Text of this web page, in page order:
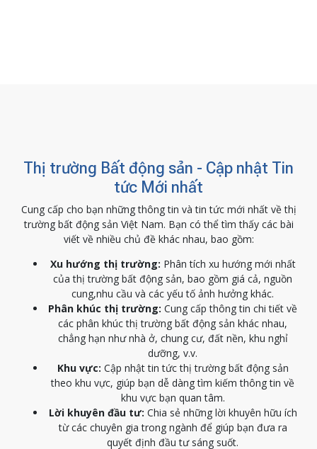
Thị trường Bất động sản - Cập nhật Tin
tức Mới nhất
Cung cấp cho bạn những thông tin và tin tức mới nhất về thị
trường bất động sản Việt Nam. Bạn có thể tìm thấy các bài
viết về nhiều chủ đề khác nhau, bao gồm:
Xu hướng thị trường: Phân tích xu hướng mới nhất
của thị trường bất động sản, bao gồm giá cả, nguồn
cung,nhu cầu và các yếu tố ảnh hưởng khác.
Phân khúc thị trường: Cung cấp thông tin chi tiết về
các phân khúc thị trường bất động sản khác nhau,
chẳng hạn như nhà ở, chung cư, đất nền, khu nghỉ
dưỡng, v.v.
Khu vực: Cập nhật tin tức thị trường bất động sản
theo khu vực, giúp bạn dễ dàng tìm kiếm thông tin về
khu vực bạn quan tâm.
Lời khuyên đầu tư: Chia sẻ những lời khuyên hữu ích
từ các chuyên gia trong ngành để giúp bạn đưa ra
quyết định đầu tư sáng suốt.